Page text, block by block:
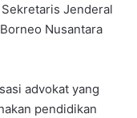
Jenderal
Nusantara
advokat yang
pendidikan